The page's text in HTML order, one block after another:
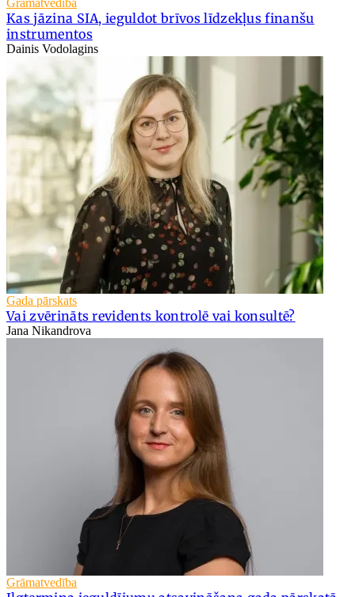
Grāmatvedība
Kas jāzina SIA, ieguldot brīvos līdzekļus finanšu
instrumentos
Dainis Vodolagins
Gada pārskats
Vai zvērināts revidents kontrolē vai konsultē?
Jana Nikandrova
Grāmatvedība